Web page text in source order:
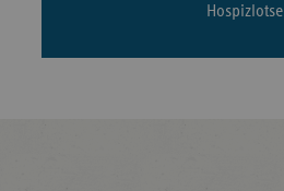
Hospizlotse